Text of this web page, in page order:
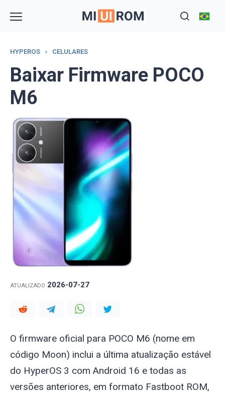
HYPEROS › CELULARES
Baixar Firmware POCO
M6
ATUALIZADO 2026-07-27
O firmware oficial para POCO M6 (nome em
código Moon) inclui a última atualização estável
do HyperOS 3 com Android 16 e todas as
versões anteriores, em formato Fastboot ROM,